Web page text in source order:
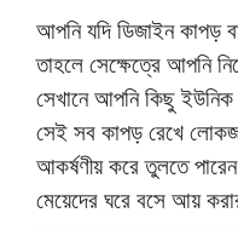
আপনি যদি ডিজাইন কাপড়
তাহলে সেক্ষেত্রে আপনি
সেখানে আপনি কিছু
সেই সব কাপড় রেখে
আকর্ষণীয় করে তুলতে
মেয়েদের ঘরে বসে আয়